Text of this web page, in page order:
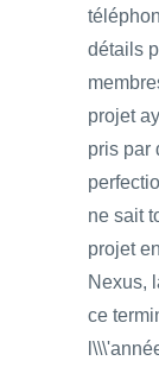
détails
projet
pris par
ne sait
projet
Nexus,
ce